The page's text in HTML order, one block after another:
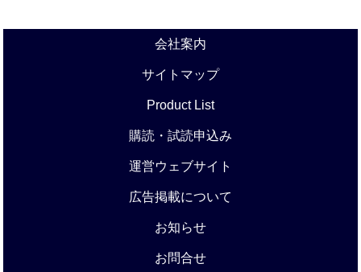
会社案内
サイトマップ
Product List
購読・試読申込み
運営ウェブサイト
広告掲載について
お知らせ
お問合せ